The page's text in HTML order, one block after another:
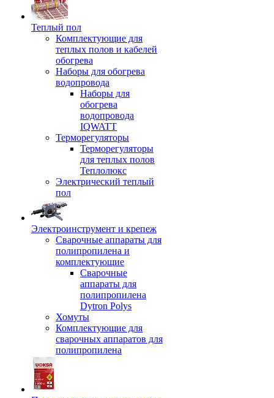
Теплый пол
Комплектующие для
теплых полов и кабелей
обогрева
Наборы для обогрева
водопровода
Наборы для
обогрева
водопровода
IQWATT
Терморегуляторы
Терморегуляторы
для теплых полов
Теплолюкс
Электрический теплый
пол
Электроинструмент и крепеж
Сварочные аппараты для
полипропилена и
комплектующие
Сварочные
аппараты для
полипропилена
Dytron Polys
Хомуты
Комплектующие для
сварочных аппаратов для
полипропилена